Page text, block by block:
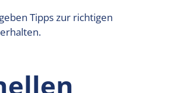
Tipps zur richtigen